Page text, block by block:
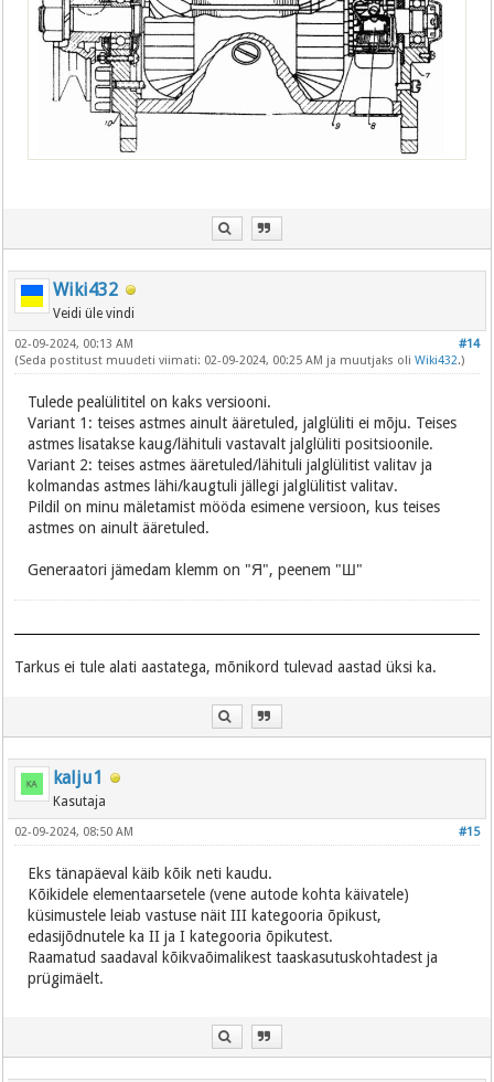
Wiki432
Veidi üle vindi
#14
02-09-2024, 00:13 AM
(Seda postitust muudeti viimati: 02-09-2024, 00:25 AM ja muutjaks oliWiki432.)
Tulede pealülititel on kaks versiooni.
Variant 1: teises astmes ainult ääretuled, jalglüliti ei mõju. Teises
astmes lisatakse kaug/lähituli vastavalt jalglüliti positsioonile.
Variant 2: teises astmes ääretuled/lähituli jalglülitist valitav ja
kolmandas astmes lähi/kaugtuli jällegi jalglülitist valitav.
Pildil on minu mäletamist mööda esimene versioon, kus teises
astmes on ainult ääretuled.
Generaatori jämedam klemm on "Я", peenem "Ш"
Tarkus ei tule alati aastatega, mõnikord tulevad aastad üksi ka.
kalju1
Kasutaja
#15
02-09-2024, 08:50 AM
Eks tänapäeval käib kõik neti kaudu.
Kõikidele elementaarsetele (vene autode kohta käivatele)
küsimustele leiab vastuse näit III kategooria õpikust,
edasijõdnutele ka II ja I kategooria õpikutest.
Raamatud saadaval kõikvaõimalikest taaskasutuskohtadest ja
prügimäelt.